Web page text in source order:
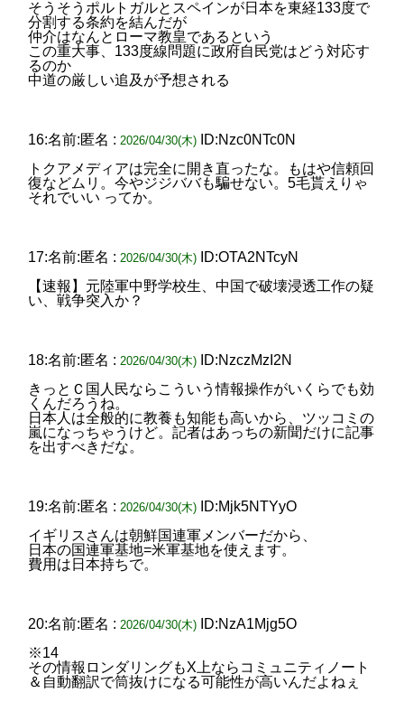
そうそうポルトガルとスペインが日本を東経133度で
分割する条約を結んだが
仲介はなんとローマ教皇であるという
この重大事、133度線問題に政府自民党はどう対応す
るのか
中道の厳しい追及が予想される
16:名前:匿名 : 2026/04/30(木)
ID:Nzc0NTc0N
トクアメディアは完全に開き直ったな。もはや信頼回
復などムリ。今やジジババも騙せない。5毛貰えりゃ
それでいい ってか。
17:名前:匿名 : 2026/04/30(木)
ID:OTA2NTcyN
【速報】元陸軍中野学校生、中国で破壊浸透工作の疑
い、戦争突入か？
18:名前:匿名 : 2026/04/30(木)
ID:NzczMzI2N
きっとＣ国人民ならこういう情報操作がいくらでも効
くんだろうね。
日本人は全般的に教養も知能も高いから、ツッコミの
嵐になっちゃうけど。記者はあっちの新聞だけに記事
を出すべきだな。
19:名前:匿名 : 2026/04/30(木)
ID:Mjk5NTYyO
イギリスさんは朝鮮国連軍メンバーだから、
日本の国連軍基地=米軍基地を使えます。
費用は日本持ちで。
20:名前:匿名 : 2026/04/30(木)
ID:NzA1Mjg5O
※14
その情報ロンダリングもX上ならコミュニティノート
＆自動翻訳で筒抜けになる可能性が高いんだよねぇ